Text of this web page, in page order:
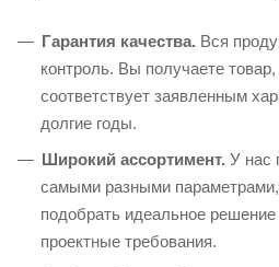
Гарантия качества. Вся
контроль. Вы получаете
соответствует заявленным
долгие годы.
Широкий ассортимент. У нас
самыми разными параметрами,
подобрать идеальное
проектные требования.